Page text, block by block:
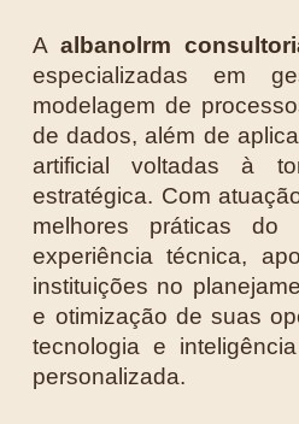
A albanolrm
especializadas em
modelagem de
de dados, além de
artificial voltadas à
estratégica. Com
melhores práticas do
experiência técnica,
instituições no
e otimização de suas
tecnologia e
personalizada.